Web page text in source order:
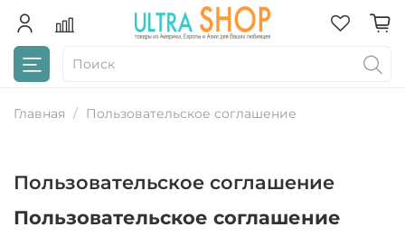
Главная Пользовательское соглашение
Пользовательское соглашение
Пользовательское соглашение